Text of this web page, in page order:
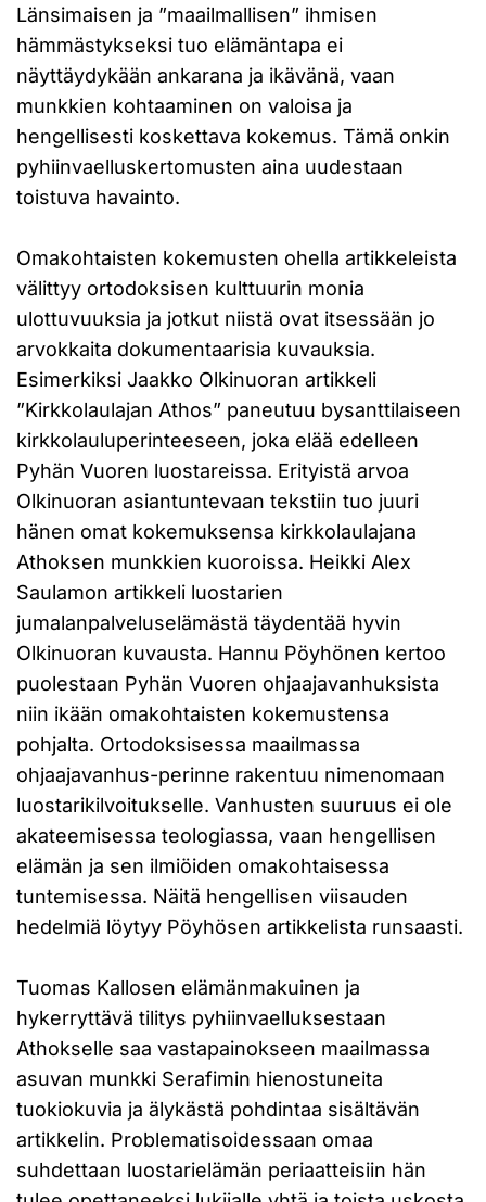
Länsimaisen ja ”maailmallisen” ihmisen
hämmästykseksi tuo elämäntapa ei
näyttäydykään ankarana ja ikävänä, vaan
munkkien kohtaaminen on valoisa ja
hengellisesti koskettava kokemus. Tämä onkin
pyhiinvaelluskertomusten aina uudestaan
toistuva havainto.
Omakohtaisten kokemusten ohella artikkeleista
välittyy ortodoksisen kulttuurin monia
ulottuvuuksia ja jotkut niistä ovat itsessään jo
arvokkaita dokumentaarisia kuvauksia.
Esimerkiksi Jaakko Olkinuoran artikkeli
”Kirkkolaulajan Athos” paneutuu bysanttilaiseen
kirkkolauluperinteeseen, joka elää edelleen
Pyhän Vuoren luostareissa. Erityistä arvoa
Olkinuoran asiantuntevaan tekstiin tuo juuri
hänen omat kokemuksensa kirkkolaulajana
Athoksen munkkien kuoroissa. Heikki Alex
Saulamon artikkeli luostarien
jumalanpalveluselämästä täydentää hyvin
Olkinuoran kuvausta. Hannu Pöyhönen kertoo
puolestaan Pyhän Vuoren ohjaajavanhuksista
niin ikään omakohtaisten kokemustensa
pohjalta. Ortodoksisessa maailmassa
ohjaajavanhus-perinne rakentuu nimenomaan
luostarikilvoitukselle. Vanhusten suuruus ei ole
akateemisessa teologiassa, vaan hengellisen
elämän ja sen ilmiöiden omakohtaisessa
tuntemisessa. Näitä hengellisen viisauden
hedelmiä löytyy Pöyhösen artikkelista runsaasti.
Tuomas Kallosen elämänmakuinen ja
hykerryttävä tilitys pyhiinvaelluksestaan
Athokselle saa vastapainokseen maailmassa
asuvan munkki Serafimin hienostuneita
tuokiokuvia ja älykästä pohdintaa sisältävän
artikkelin. Problematisoidessaan omaa
suhdettaan luostarielämän periaatteisiin hän